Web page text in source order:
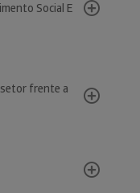
Social E
setor frente a